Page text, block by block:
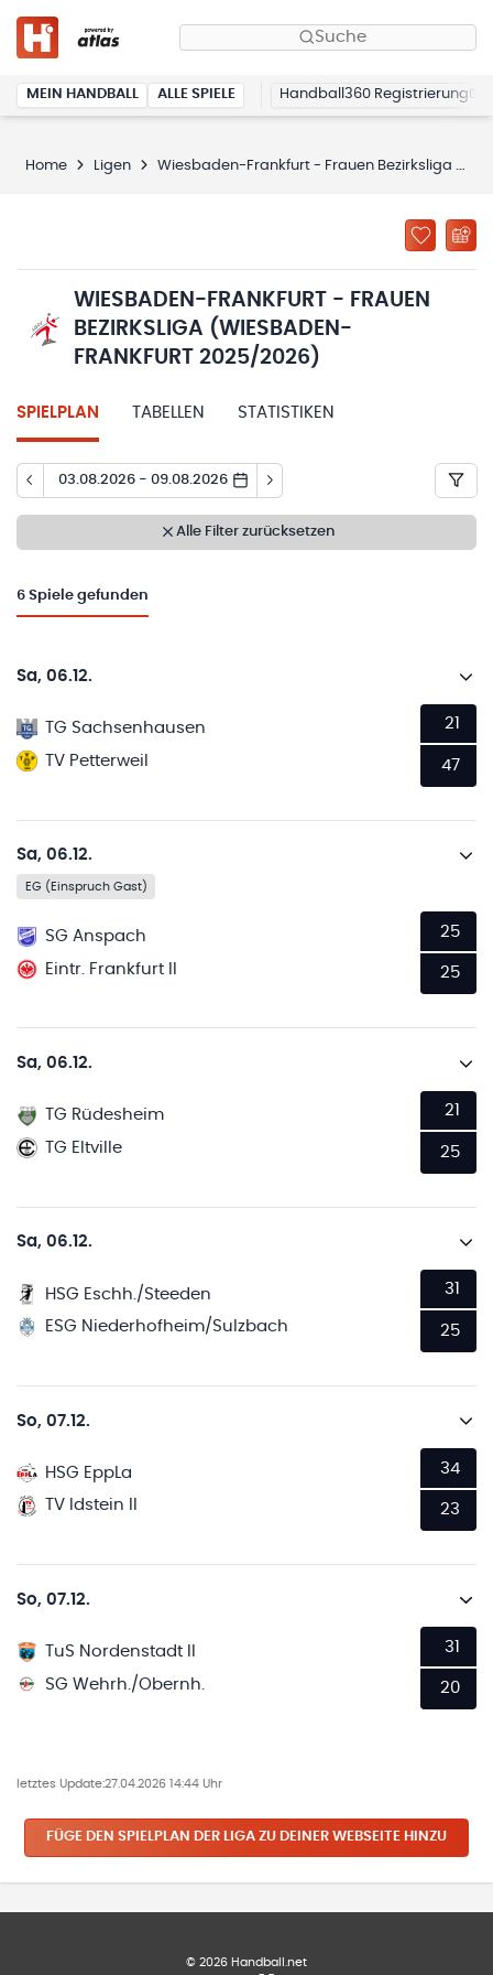
Suche
MEIN HANDBALL ALLE SPIELE Handball360 Registrierung
Home Ligen Wiesbaden-Frankfurt - Frauen Bezirksliga (Wiesbaden-Frankfurt 2025/2026)
WIESBADEN-FRANKFURT - FRAUEN
BEZIRKSLIGA (WIESBADEN-
FRANKFURT 2025/2026)
SPIELPLAN TABELLEN STATISTIKEN
03.08.2026 - 09.08.2026
Alle Filter zurücksetzen
6 Spiele gefunden
Sa, 06.12.
TG Sachsenhausen
TV Petterweil
21
47
Sa, 06.12.
EG (Einspruch Gast)
SG Anspach
Eintr. Frankfurt II
25
25
Sa, 06.12.
TG Rüdesheim
TG Eltville
21
25
Sa, 06.12.
HSG Eschh./Steeden
ESG Niederhofheim/Sulzbach
31
25
So, 07.12.
HSG EppLa
TV Idstein II
34
23
So, 07.12.
TuS Nordenstadt II
SG Wehrh./Obernh.
31
20
letztes Update:27.04.2026 14:44 Uhr
FÜGE DEN SPIELPLAN DER LIGA ZU DEINER WEBSEITE HINZU
© 2026 Handball.net